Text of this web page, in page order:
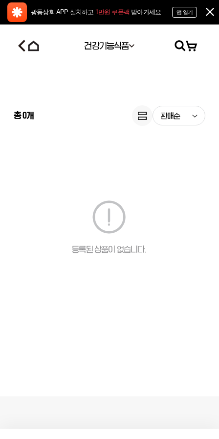
광동상회 APP 설치하고 1만원 쿠폰팩 받아가세요 앱 열기
건강기능식품
총0개 판매순
등록된 상품이 없습니다.